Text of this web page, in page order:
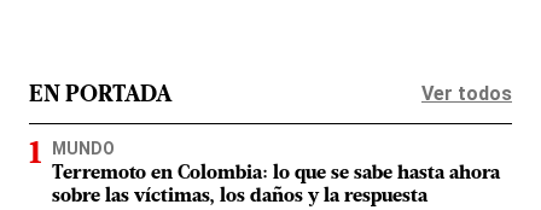
EN PORTADA Ver todos
MUNDO
Terremoto en Colombia: lo que se sabe hasta ahora
sobre las víctimas, los daños y la respuesta